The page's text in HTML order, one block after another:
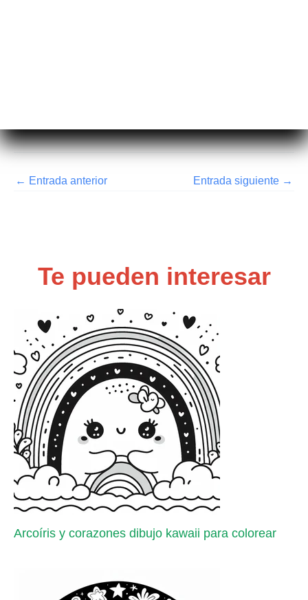
← Entrada anterior Entrada siguiente →
Te pueden interesar
Arcoíris y corazones dibujo kawaii para colorear